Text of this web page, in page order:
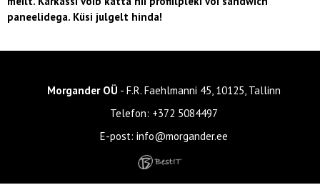
paneelidega. Küsi julgelt hinda!
Morgander OÜ - F.R. Faehlmanni 45, 10125, Tallinn
Telefon: +372 5084497
E-post: info@morgander.ee